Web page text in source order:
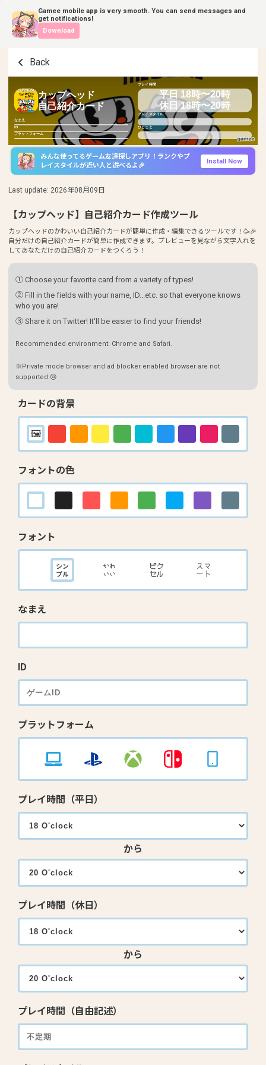
Gamee mobile app is very smooth. You can send messages and
get notifications!
Download
Back
カップヘッド
自己紹介カード
なまえ
ID
プラットフォーム
プレイ時間
平日 18時〜20時
休日 18時〜20時
プレイスタイル
ひとこと
みんな使ってるゲーム友達探しアプリ！ランクやプ
レイスタイルが近い人と遊べるよ🎉
Install Now
Last update: 2026年08月09日
【カップヘッド】自己紹介カード作成ツール
カップヘッドのかわいい自己紹介カードが簡単に作成・編集できるツールです！🥳🎉
自分だけの自己紹介カードが簡単に作成できます。プレビューを見ながら文字入れを
してあなただけの自己紹介カードをつくろう！
① Choose your favorite card from a variety of types!
② Fill in the fields with your name, ID...etc. so that everyone knows
who you are!
③ Share it on Twitter! It'll be easier to find your friends!
Recommended environment: Chrome and Safari.
※Private mode browser and ad blocker enabled browser are not
supported.😢
カードの背景
フォントの色
フォント
なまえ
ID
プラットフォーム
プレイ時間（平日）
から
プレイ時間（休日）
から
プレイ時間（自由記述）